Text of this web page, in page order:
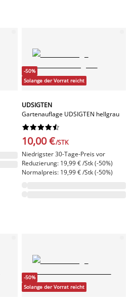
-50%
Solange der Vorrat reicht
UDSIGTEN
Gartenauflage UDSIGTEN hellgrau






10,00 €/STK
Niedrigster 30-Tage-Preis vor
Reduzierung: 19,99 € /Stk (-50%)
Normalpreis: 19,99 € /Stk (-50%)
-50%
Solange der Vorrat reicht